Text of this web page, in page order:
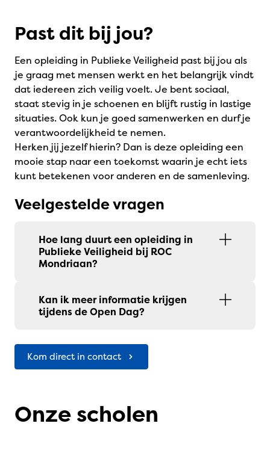
Past dit bij jou?
Een opleiding in Publieke Veiligheid past bij jou als
je graag met mensen werkt en het belangrijk vindt
dat iedereen zich veilig voelt. Je bent sociaal,
staat stevig in je schoenen en blijft rustig in lastige
situaties. Ook kun je goed samenwerken en durf je
verantwoordelijkheid te nemen.
Herken jij jezelf hierin? Dan is deze opleiding een
mooie stap naar een toekomst waarin je echt iets
kunt betekenen voor anderen en de samenleving.
Veelgestelde vragen
Hoe lang duurt een opleiding in
Publieke Veiligheid bij ROC
Mondriaan?
Kan ik meer informatie krijgen
tijdens de Open Dag?
Kom direct in contact
Onze scholen